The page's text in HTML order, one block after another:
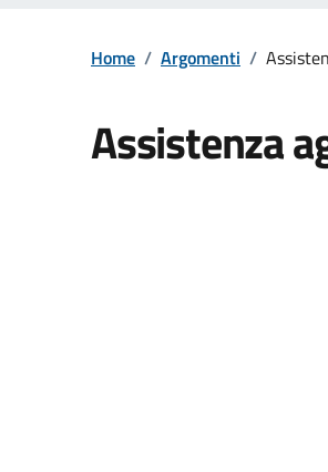
Home / Argomenti /
Assistenza